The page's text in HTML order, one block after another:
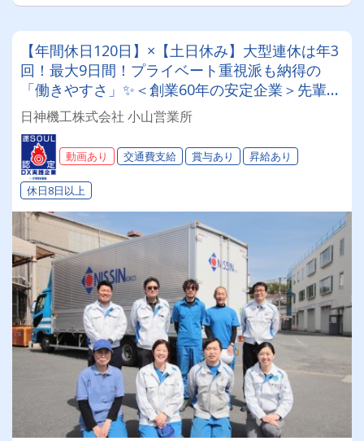
【年間休日120日】×【土日休み】大型連休は年3
回！最大9日間！プライベート重視派も納得の
「働きやすさ」✨＜創業60年の安定企業＞先輩の
丁寧なフォローで、未経験スタートも活躍中！
【13tウイング/地場配送】
日神機工株式会社 小山営業所
動画あり 交通費支給 賞与あり 昇給あり
休日8日以上